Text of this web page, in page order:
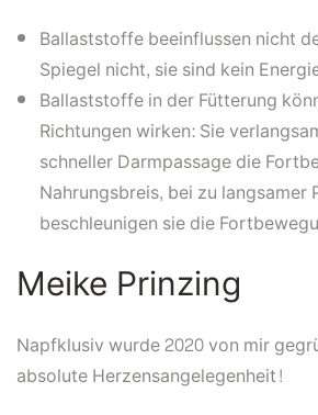
Ballaststoffe beeinflussen nicht
Spiegel nicht, sie sind kein
Ballaststoffe in der Fütterung
Richtungen wirken: Sie
schneller Darmpassage die
Nahrungsbreis, bei zu langsamer
beschleunigen sie die
Meike Prinzing
Napfklusiv wurde 2020 von mir
absolute Herzensangelegenheit!